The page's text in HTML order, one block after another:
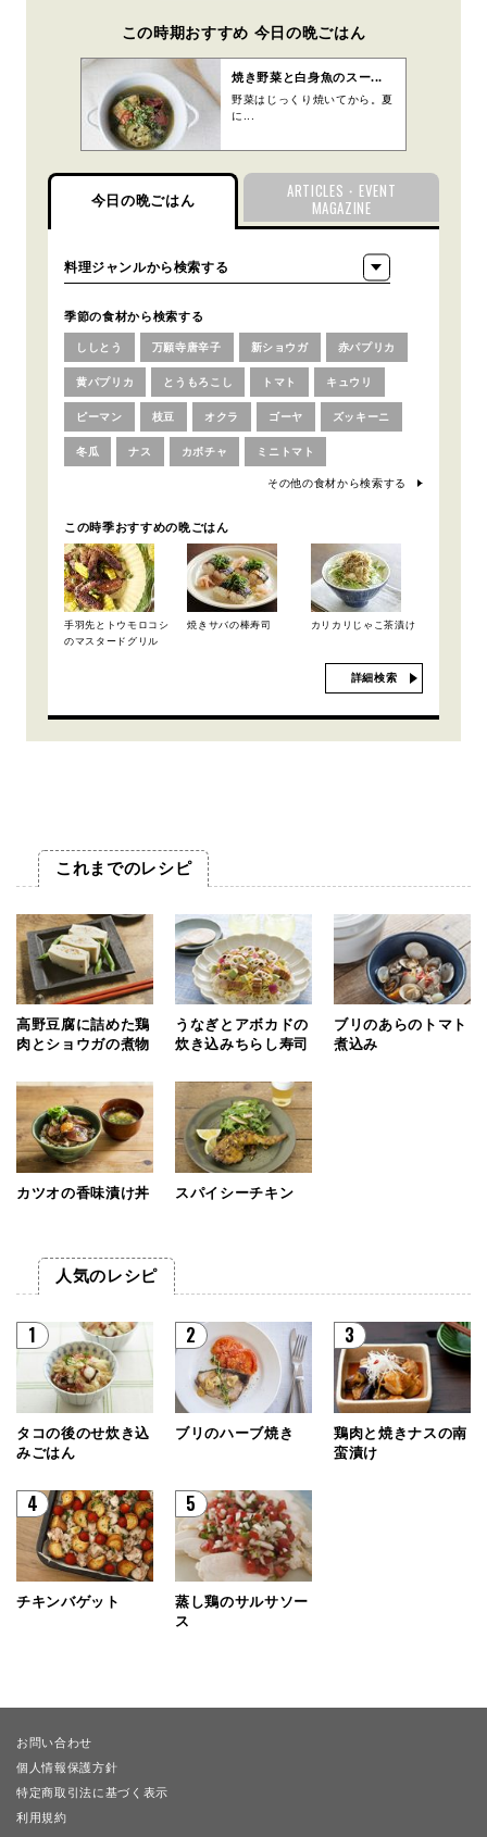
この時期おすすめ 今日の晩ごはん
焼き野菜と白身魚のスー...
野菜はじっくり焼いてから。夏
に...
今日の晩ごはん
ARTICLES・EVENT
MAGAZINE
季節の食材から検索する
ししとう 万願寺唐辛子 新ショウガ 赤パプリカ
黄パプリカ とうもろこし トマト キュウリ
ピーマン 枝豆 オクラ ゴーヤ ズッキーニ
冬瓜 ナス カボチャ ミニトマト
その他の食材から検索する
この時季おすすめの晩ごはん
手羽先とトウモロコシ
のマスタードグリル
焼きサバの棒寿司 カリカリじゃこ茶漬け
詳細検索
これまでのレシピ
高野豆腐に詰めた鶏
肉とショウガの煮物
うなぎとアボカドの
炊き込みちらし寿司
ブリのあらのトマト
煮込み
カツオの香味漬け丼 スパイシーチキン
人気のレシピ
1
タコの後のせ炊き込
みごはん
2
ブリのハーブ焼き
3
鶏肉と焼きナスの南
蛮漬け
4
チキンバゲット
5
蒸し鶏のサルサソー
ス
お問い合わせ
個人情報保護方針
特定商取引法に基づく表示
利用規約